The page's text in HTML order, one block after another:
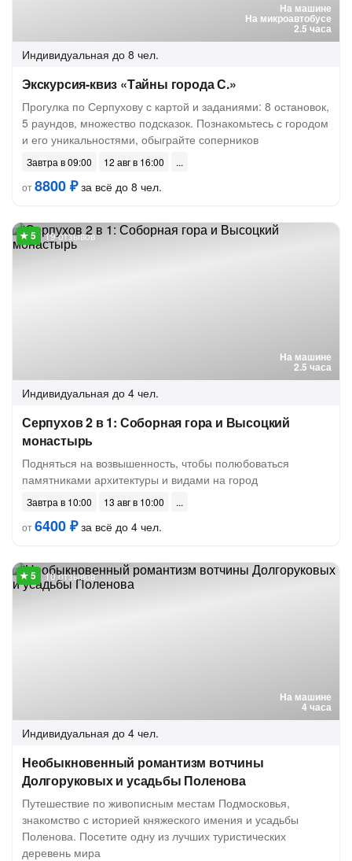
На машине
На микроавтобусе
2.5 часа
Индивидуальная до 8 чел.
Экскурсия-квиз «Тайны города С.»
Прогулка по Серпухову с картой и заданиями: 8 остановок,
5 раундов, множество подсказок. Познакомьтесь с городом
и его уникальностями, обыграйте соперников
Завтра в 09:00
12 авг в 16:00
от8800 ₽за всё до 8 чел.
На машине
2.5 часа
19 отзывов
Индивидуальная до 4 чел.
Серпухов 2 в 1: Соборная гора и Высоцкий
монастырь
Подняться на возвышенность, чтобы полюбоваться
памятниками архитектуры и видами на город
Завтра в 10:00
13 авг в 10:00
от6400 ₽за всё до 4 чел.
На машине
4 часа
10 отзывов
Индивидуальная до 4 чел.
Необыкновенный романтизм вотчины
Долгоруковых и усадьбы Поленова
Путешествие по живописным местам Подмосковья,
знакомство с историей княжеского имения и усадьбы
Поленова. Посетите одну из лучших туристических
деревень мира